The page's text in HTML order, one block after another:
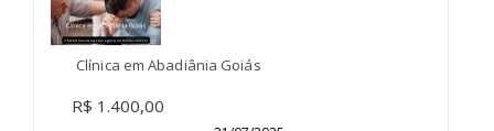
Clínica em Abadiânia Goiás
R$ 1.400,00